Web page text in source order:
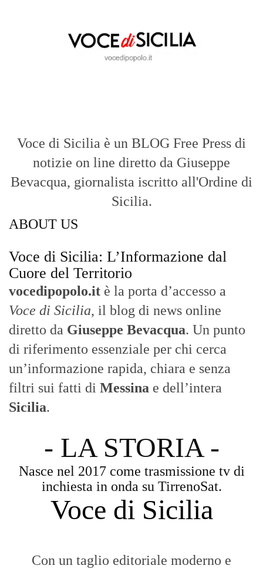
Voce di Sicilia è un BLOG Free Press di
notizie on line diretto da Giuseppe
Bevacqua, giornalista iscritto all'Ordine di
Sicilia.
ABOUT US
Voce di Sicilia: L’Informazione dal
Cuore del Territorio
vocedipopolo.it è la porta d’accesso a
Voce di Sicilia, il blog di news online
diretto da Giuseppe Bevacqua. Un punto
di riferimento essenziale per chi cerca
un’informazione rapida, chiara e senza
filtri sui fatti di Messina e dell’intera
Sicilia.
- LA STORIA -
Nasce nel 2017 come trasmissione tv di
inchiesta in onda su TirrenoSat.
Voce di Sicilia
Con un taglio editoriale moderno e